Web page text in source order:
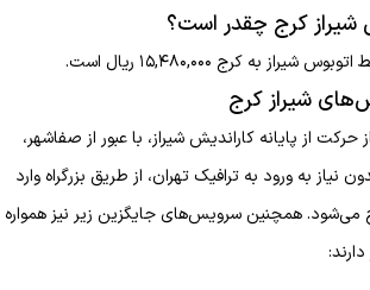
شیراز کرج چقدر است؟
به کرج ۱۵,۴۸۰,۰۰۰ ریال است.
شیراز کرج
از پایانه کاراندیش شیراز، با عبور از صفاشهر،
نیاز به ورود به ترافیک تهران، از طریق بزرگراه وارد
می‌شود. همچنین سرویس‌های جایگزین زیر نیز همواره